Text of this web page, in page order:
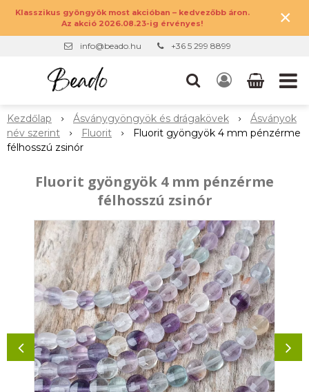
Klasszikus gyöngyök most akcióban – kedvezőbb áron.
Az akció 2026.08.23-ig érvényes!
×
info@beado.hu +36 5 299 8899
Kezdőlap Ásványgyöngyök és drágakövek
Ásványok
név szerint
Fluorit
Fluorit gyöngyök 4 mm pénzérme
félhosszú zsinór
Fluorit gyöngyök 4 mm pénzérme
félhosszú zsinór